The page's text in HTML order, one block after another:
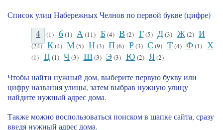
Список улиц Набережных Челнов по первой букве (цифре)
4 (1) 6(1) А (11) Б(4) В (2) Г(5) Д(3) Ж(2) И
(24) К(4) М(5) Н(3) П(6) Р(3) С (9) Т(4) Ф(1) Х
(1) Ц(1) Ч (3) Ш(3) Э(3) Ю (2) Я(2)
Чтобы найти нужный дом, выберите первую букву или
цифру названия улицы, затем выбрав нужную улицу
найдите нужный адрес дома.
Также можно воспользоваться поиском в шапке сайта, сразу
введя нужный адрес дома.